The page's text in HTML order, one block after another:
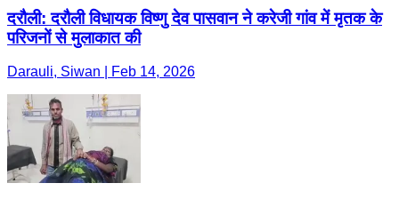
दरौली: दरौली विधायक विष्णु देव पासवान ने करेजी गांव में मृतक के
परिजनों से मुलाकात की
Darauli, Siwan | Feb 14, 2026